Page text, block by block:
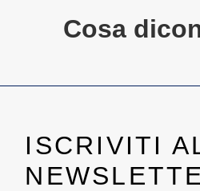
Cosa
ISCRIVITI